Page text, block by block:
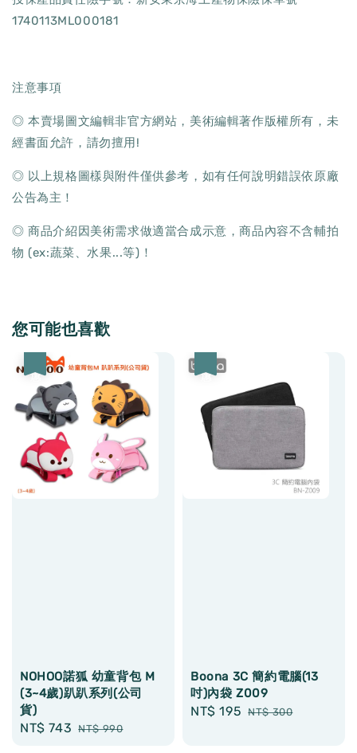
1740113ML000181
注意事項
◎ 本賣場圖文編輯非官方網站，美術編輯著作版權所有，未
經書面允許，請勿擅用!
◎ 以上規格圖樣與附件僅供參考，如有任何說明錯誤依原廠
公告為主！
◎ 商品介紹因美術需求做適當合成示意，商品內容不含輔拍
物 (ex:蔬菜、水果...等)！
您可能也喜歡
NOHOO諾狐 幼童背包 M
(3~4歲)趴趴系列(公司
貨)
Sale
NT$ 743 Regular
NT$ 990
Boona 3C 簡約電腦(13
吋)內袋 Z009
Sale
NT$ 195 Regular
NT$ 300